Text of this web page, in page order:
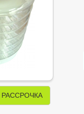
РАССРОЧКА